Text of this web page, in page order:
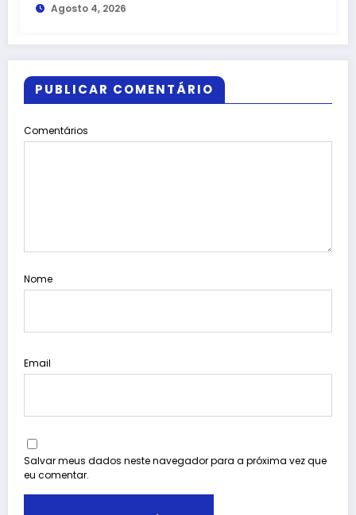
Agosto 4, 2026
PUBLICAR COMENTÁRIO
Comentários
Nome
Email
Salvar meus dados neste navegador para a próxima vez que
eu comentar.